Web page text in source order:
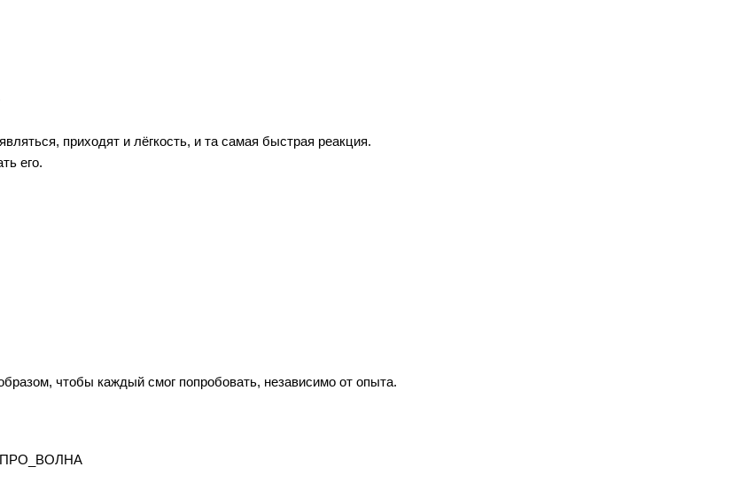
приходят и лёгкость, и та самая быстрая реакция.
его.
чтобы каждый смог попробовать, независимо от опыта.